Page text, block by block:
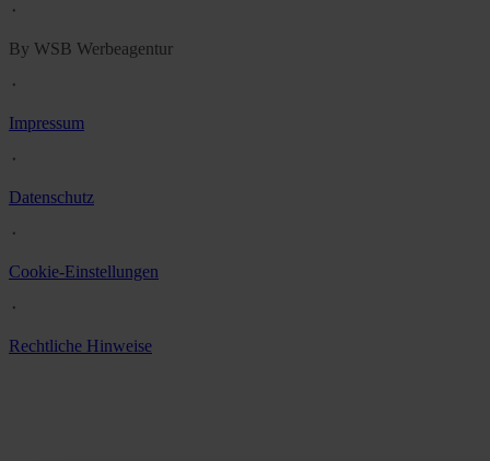
᛫
By WSB Werbeagentur
᛫
Impressum
᛫
Datenschutz
᛫
Cookie-Einstellungen
᛫
Rechtliche Hinweise